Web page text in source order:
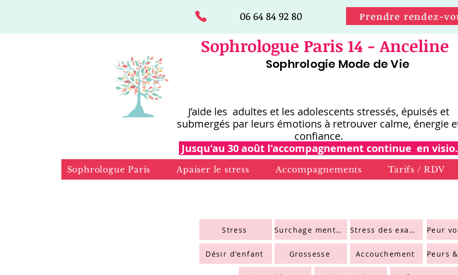
06 64 84 92 80 Prendre rendez-
Sophrologue Paris 14 - Anceline
J’aide les adultes et les adolescents stressés, épuisés et
submergés par leurs émotions à retrouver calme, énergie
confiance.
Jusqu'au 30 août l'accompagnement continue en visio.
Sophrologie Mode de Vie
Sophrologue Paris Apaiser le stress Accompagnements Tarifs / RDV
Stress Surchage mentale Stress des examens
Grossesse Accouchement
Désir d'enfant